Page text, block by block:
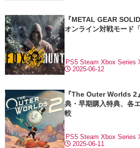
『METAL GEAR
オンライン対戦モード
2025-06-12
PS5 Steam Xbox Series
『The Outer Worlds 2
典・早期購入特典、各
較
2025-06-11
PS5 Steam Xbox Series